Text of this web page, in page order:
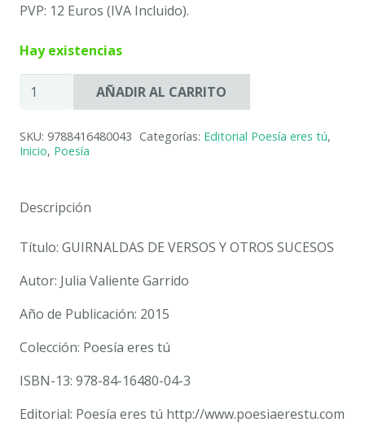
PVP: 12 Euros (IVA Incluido).
Hay existencias
GUIRNALDAS
DE
Y
JULIA
GARRIDO
AÑADIR AL CARRITO
SKU: 9788416480043 Categorías: Editorial Poesía eres tú,
Inicio, Poesía
Descripción
Título: GUIRNALDAS DE VERSOS Y OTROS SUCESOS
Autor: Julia Valiente Garrido
Año de Publicación: 2015
Colección: Poesía eres tú
ISBN-13: 978-84-16480-04-3
Editorial: Poesía eres tú http://www.poesiaerestu.com